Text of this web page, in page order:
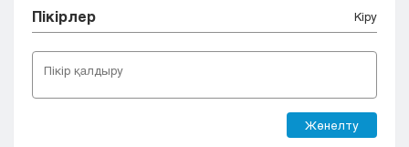
Пікірлер Кіру
Жөнелту